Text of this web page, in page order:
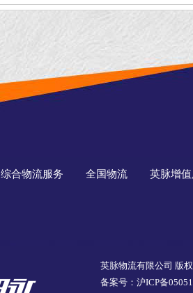
综合物流服务 全国物流 英脉增
英脉物流有限公司 版
备案号：沪ICP备